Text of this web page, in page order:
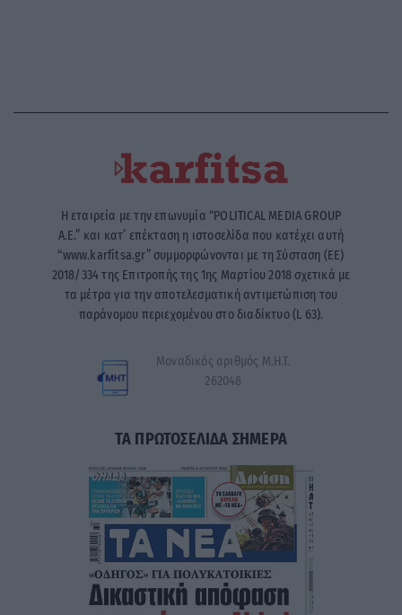
Η εταιρεία με την επωνυμία “POLITICAL MEDIA GROUP
A.E.” και κατ’ επέκταση η ιστοσελίδα που κατέχει αυτή
“www.karfitsa.gr” συμμορφώνονται με τη Σύσταση (ΕΕ)
2018/334 της Επιτροπής της 1ης Μαρτίου 2018 σχετικά με
τα μέτρα για την αποτελεσματική αντιμετώπιση του
παράνομου περιεχομένου στο διαδίκτυο (L 63).
Μοναδικός αριθμός Μ.Η.Τ.
262048
ΤΑ ΠΡΩΤΟΣΕΛΙΔΑ ΣΗΜΕΡΑ